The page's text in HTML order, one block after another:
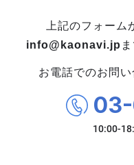
上記のフォーム
info@kaonavi.jp
お電話でのお問